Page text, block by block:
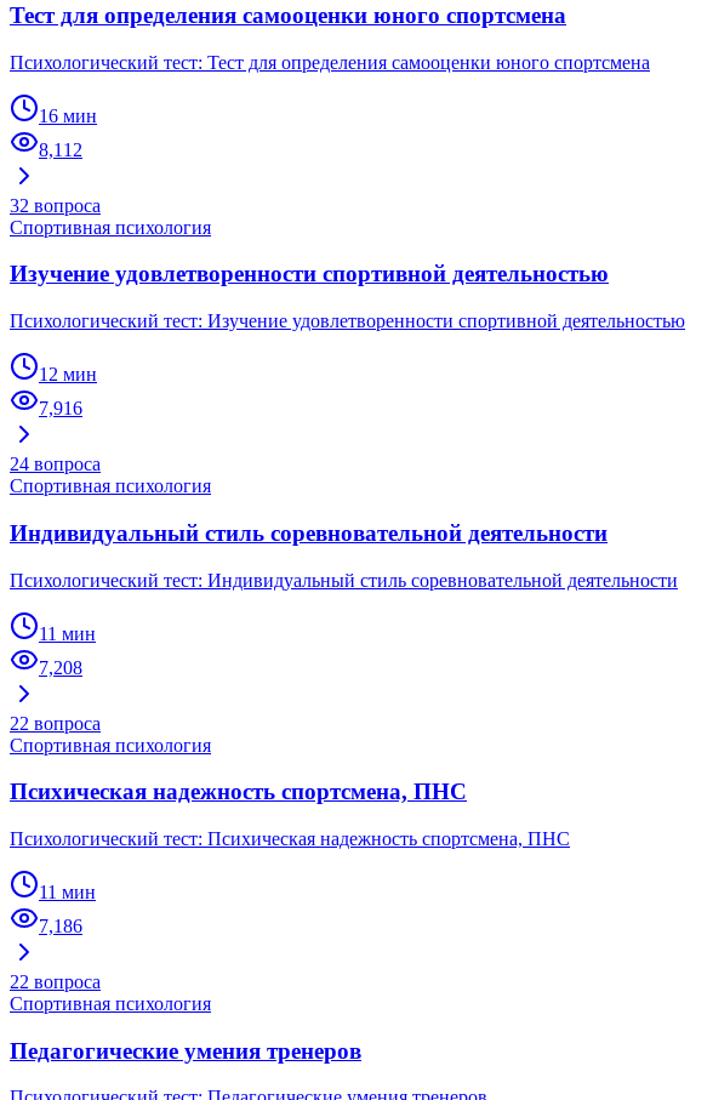
Тест для определения самооценки юного спортсмена
Психологический тест: Тест для определения самооценки юного спортсмена
16 мин
8,112
32 вопроса
Спортивная психология
Изучение удовлетворенности спортивной деятельностью
Психологический тест: Изучение удовлетворенности спортивной деятельностью
12 мин
7,916
24 вопроса
Спортивная психология
Индивидуальный стиль соревновательной деятельности
Психологический тест: Индивидуальный стиль соревновательной деятельности
11 мин
7,208
22 вопроса
Спортивная психология
Психическая надежность спортсмена, ПНС
Психологический тест: Психическая надежность спортсмена, ПНС
11 мин
7,186
22 вопроса
Спортивная психология
Педагогические умения тренеров